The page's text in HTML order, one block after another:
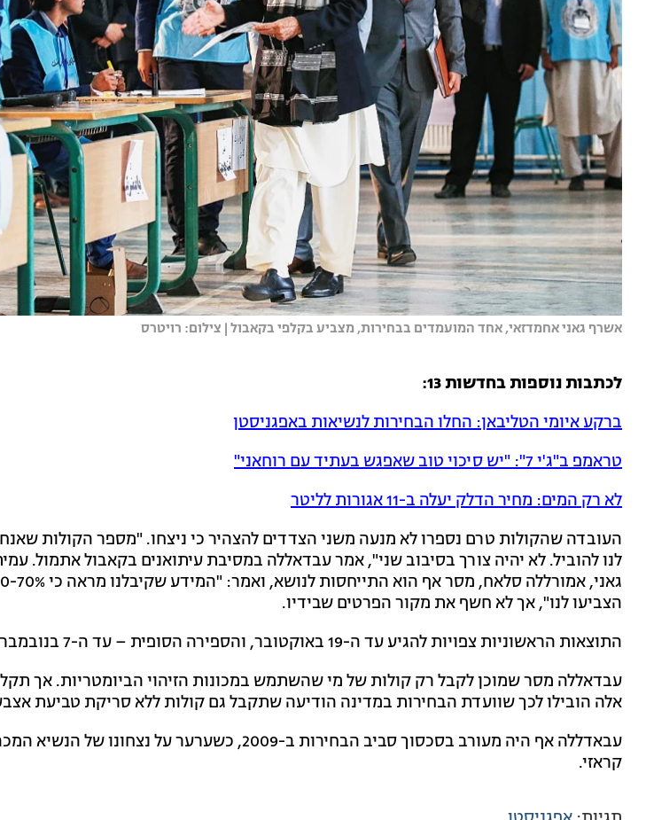
אשרף גאני אחמדזאי, אחד המועמדים בבחירות, מצביע בקלפי בקאבול | צילום: רויטרס
לכתבות נוספות בחדשות 13:
ברקע איומי הטליבאן: החלו הבחירות לנשיאות באפגניסטן
טראמפ ב"ג'י 7": "יש סיכוי טוב שאפגש בעתיד עם רוחאני"
לא רק המים: מחיר הדלק יעלה ב-11 אגורות לליטר
העובדה שהקולות טרם נספרו לא מנעה משני הצדדים להצהיר כי ניצחו. "מספר הקולות
לנו להוביל. לא יהיה צורך בסיבוב שני", אמר עבדאללה במסיבת עיתואנים בקאבול אתמול.
הצביעו לנו", אך לא חשף את מקור הפרטים שבידיו.
התוצאות הראשוניות צפויות להגיע עד ה-19 באוקטובר, והספירה הסופית – עד ה-7 בנובמבר.
עבדאללה מסר שמוכן לקבל רק קולות של מי שהשתמש במכונות הזיהוי הביומטריות. אך
אלה הובילו לכך שוועדת הבחירות במדינה הודיעה שתקבל גם קולות ללא סריקת טביעת
עבאדללה אף היה מעורב בסכסוך סביב הבחירות ב-2009, כשערער על
קראזי.